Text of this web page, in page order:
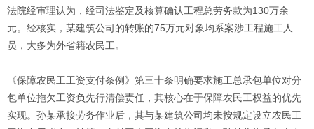
法院经审理认为，经司法鉴定及核算确认工程总劳务款为130万余
元。经核实，某建筑公司的转账的75万元对象均系案涉工程施工人
员，大多为外省籍农民工。
《保障农民工工资支付条例》第三十条明确要求施工总承包单位对分
包单位拖欠工资负先行清偿责任，其核心在于保障农民工权益的优先
实现。孙某承接劳务作业后，其与某建筑公司均未按规定设立农民工